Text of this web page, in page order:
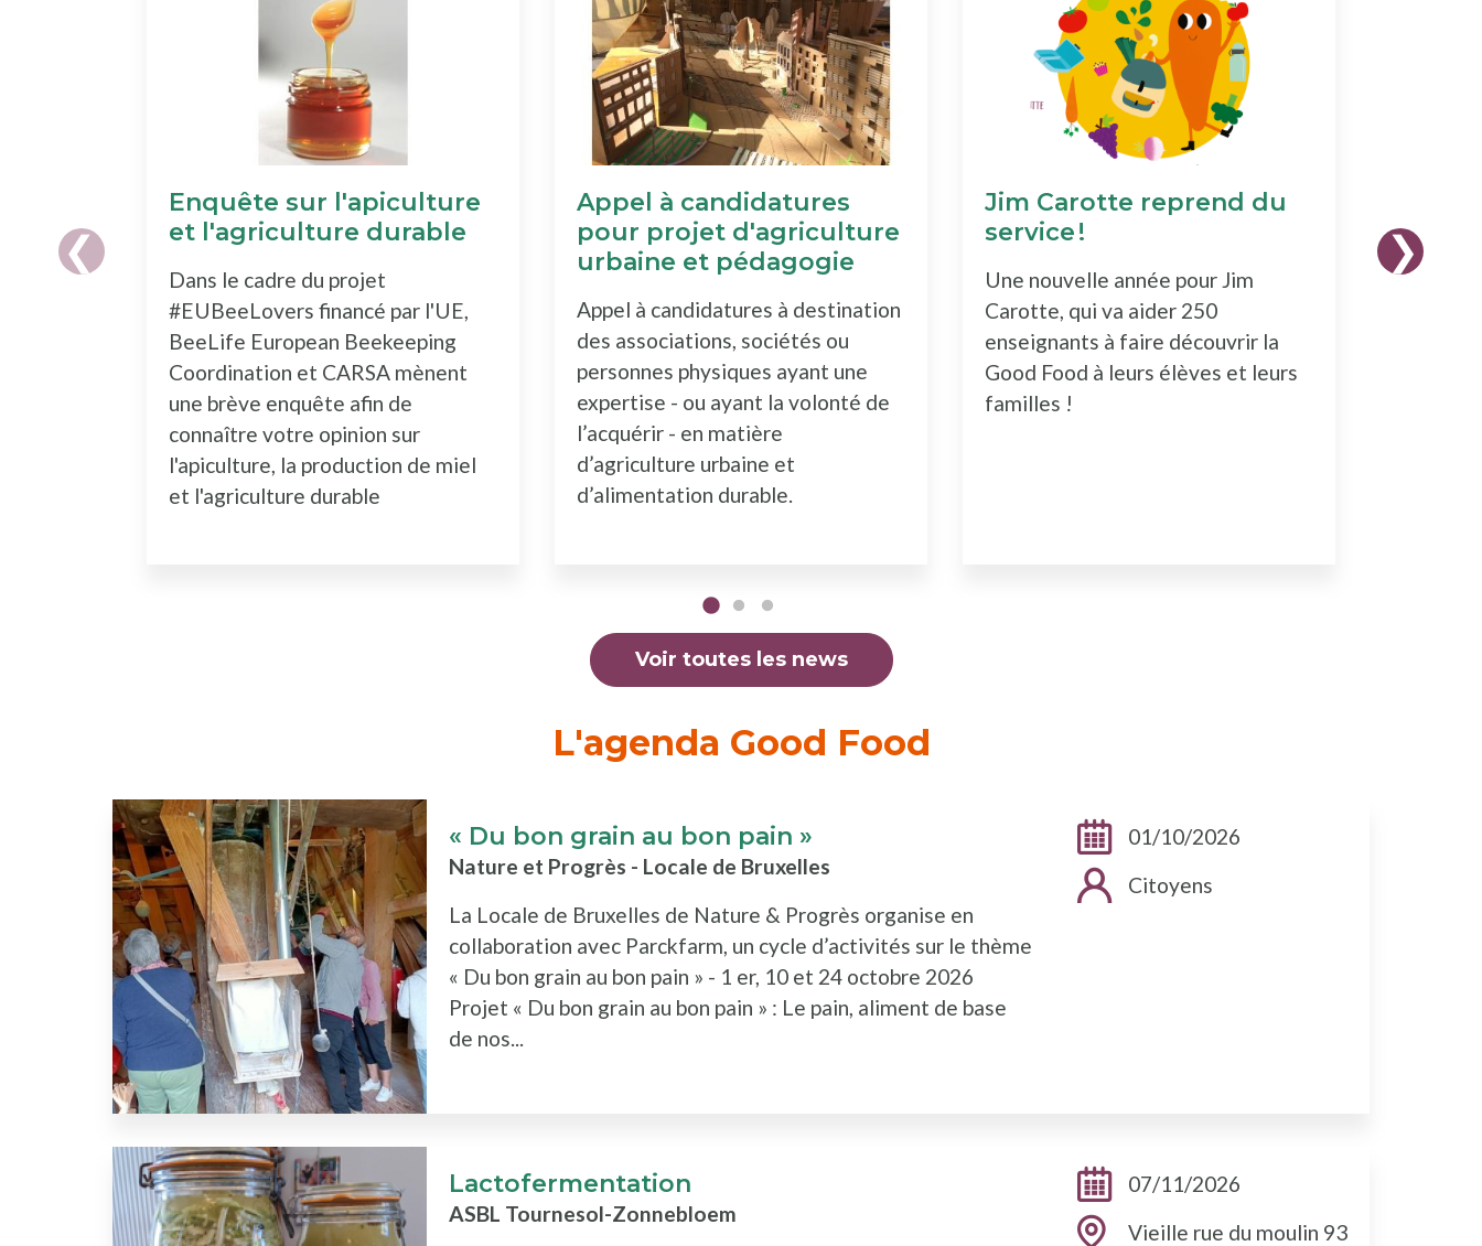
Enquête sur l'apiculture
et l'agriculture durable
Dans le cadre du projet
#EUBeeLovers financé par l'UE,
BeeLife European Beekeeping
Coordination et CARSA mènent
une brève enquête afin de
connaître votre opinion sur
l'apiculture, la production de miel
et l'agriculture durable
Appel à candidatures
pour projet d'agriculture
urbaine et pédagogie
Appel à candidatures à destination
des associations, sociétés ou
personnes physiques ayant une
expertise - ou ayant la volonté de
l’acquérir - en matière
d’agriculture urbaine et
d’alimentation durable.
Jim Carotte reprend du
service !
Une nouvelle année pour Jim
Carotte, qui va aider 250
enseignants à faire découvrir la
Good Food à leurs élèves et leurs
familles !
2025-
Les
Voir toutes les news
L'agenda Good Food
« Du bon grain au bon pain »
Nature et Progrès - Locale de Bruxelles
La Locale de Bruxelles de Nature & Progrès organise en
collaboration avec Parckfarm, un cycle d’activités sur le thème
« Du bon grain au bon pain » - 1 er, 10 et 24 octobre 2026
Projet « Du bon grain au bon pain » : Le pain, aliment de base
de nos...
Dates:01/10/2026
Public cible:
Citoyens
Lactofermentation
ASBL Tournesol-Zonnebloem
Dates:07/11/2026
Adresse:Vieille rue du moulin 93